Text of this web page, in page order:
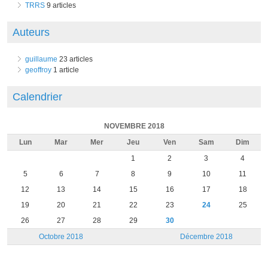
TRRS 9 articles
Auteurs
guillaume 23 articles
geoffroy 1 article
Calendrier
NOVEMBRE 2018
Lun
Mar Mer Jeu Ven Sam Dim
Octobre 2018 Décembre 2018
1 2 3
4
5
6 7 8 9 10
11
12
13 14 15 16 17
18
19
20 21 22 23 24
25
26
27 28 29 30